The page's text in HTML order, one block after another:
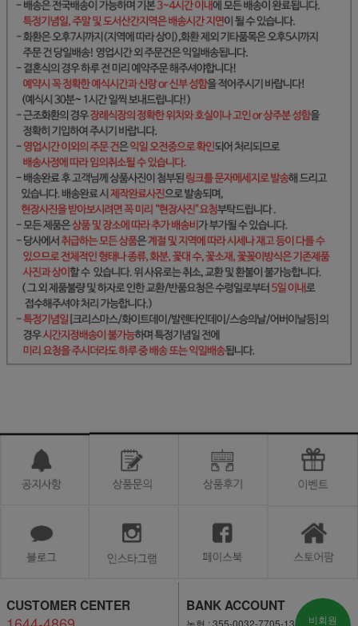
CUSTOMER CENTER BANK ACCOUNT
농협 : 355-0032-7705-13
비회원